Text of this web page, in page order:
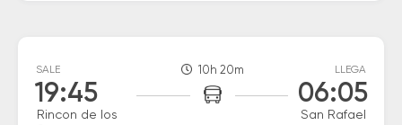
SALE
19:45
Rincon de los
10h 20m LLEGA
06:05
San Rafael